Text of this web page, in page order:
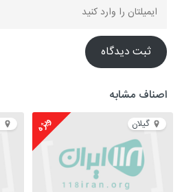
ثبت دیدگاه
اصناف مشابه
گیلان ویژه